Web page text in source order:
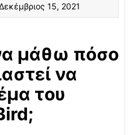
15, 2021
μάθω πόσο
να
του